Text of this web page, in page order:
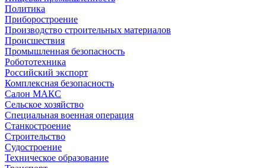
Политика
Приборостроение
Производство строительных материалов
Происшествия
Промышленная безопасность
Робототехника
Российский экспорт
Комплексная безопасность
Салон МАКС
Сельское хозяйство
Специальная военная операция
Станкостроение
Строительство
Судостроение
Техническое образование